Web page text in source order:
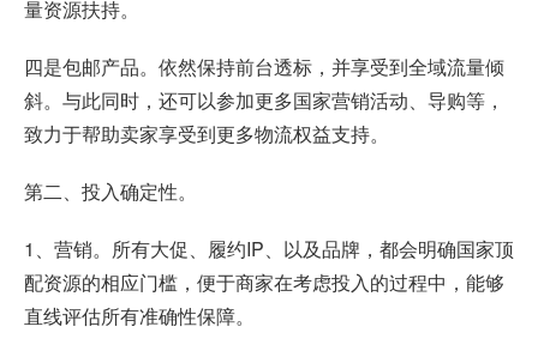
量资源扶持。
四是包邮产品。依然保持前台透标，并享受到全域流量倾
斜。与此同时，还可以参加更多国家营销活动、导购等，
致力于帮助卖家享受到更多物流权益支持。
第二、投入确定性。
1、营销。所有大促、履约IP、以及品牌，都会明确国家顶
配资源的相应门槛，便于商家在考虑投入的过程中，能够
直线评估所有准确性保障。